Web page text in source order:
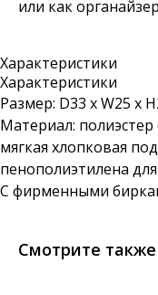
или как
Характеристики
Характеристики
Размер: D33 x W25 x
Материал:
мягкая хлопковая
пенополиэтилена
С фирменными
Смотрите также